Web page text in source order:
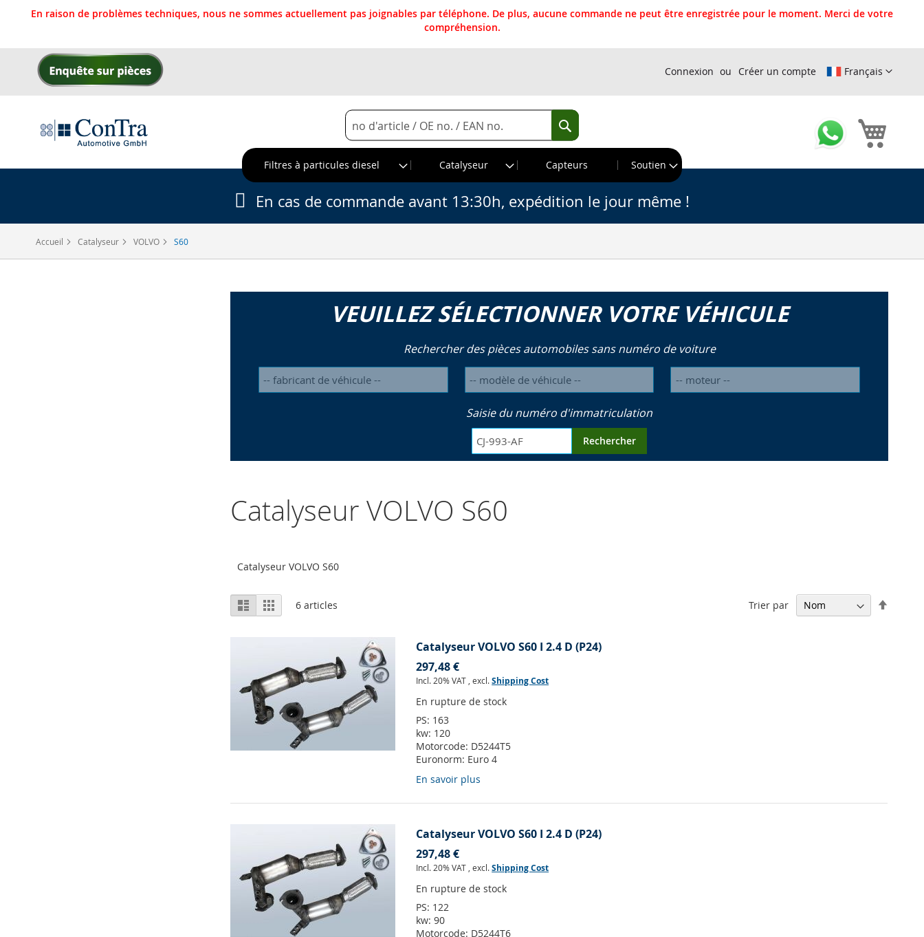
En raison de problèmes techniques, nous ne sommes actuellement pas joignables par téléphone. De plus, aucune commande ne peut être enregistrée pour le moment. Merci de votre
compréhension.
Allez
Français
Connexion Créer un compte
Rechercher
Rechercher
Filtres à particules diesel
Catalyseur Capteurs Soutien
Accueil Catalyseur VOLVO S60
En cas de commande avant 13:30h, expédition le jour même !
VEUILLEZ SÉLECTIONNER VOTRE VÉHICULE
Rechercher des pièces automobiles sans numéro de voiture
Saisie du numéro d'immatriculation
Rechercher
Catalyseur VOLVO S60
Catalyseur VOLVO S60
Afficher
en
Liste Grille6 articles Trier par
Catalyseur VOLVO S60 I 2.4 D (P24)
297,48 €
Incl. 20% VAT ,excl.Shipping Cost
En rupture de stock
PS: 163
kw: 120
Motorcode: D5244T5
Euronorm: Euro 4
En savoir plus
Catalyseur VOLVO S60 I 2.4 D (P24)
297,48 €
Incl. 20% VAT ,excl.Shipping Cost
En rupture de stock
PS: 122
kw:90
Motorcode: D5244T6